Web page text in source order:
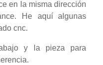
en la misma dirección
He aquí algunas
cnc.
y la pieza para